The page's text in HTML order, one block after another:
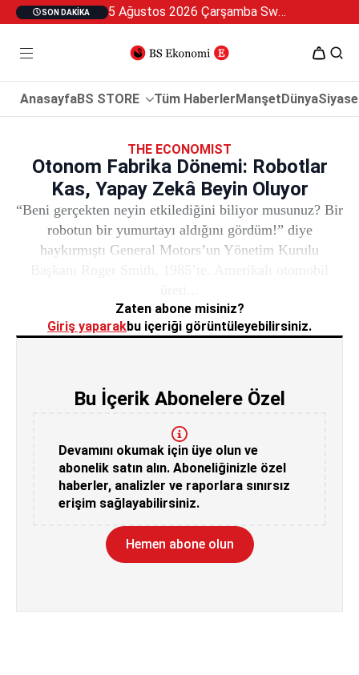
SON DAKIKA 5 Ağustos 2026 Çarşamba Swan Özel 2
AnasayfaBS STORE Tüm HaberlerManşetDünya
THE ECONOMIST
Otonom Fabrika Dönemi: Robotlar
Kas, Yapay Zekâ Beyin Oluyor
“Beni gerçekten neyin etkilediğini biliyor musunuz? Bir
robotun bir yumurtayı aldığını gördüm!” diye
haykırmıştı General Motors’un Yönetim Kurulu
Zaten abone misiniz?
Giriş yaparakbu içeriği görüntüleyebilirsiniz.
Bu İçerik Abonelere Özel
Devamını okumak için üye olun ve
abonelik satın alın. Aboneliğinizle özel
haberler, analizler ve raporlara sınırsız
erişim sağlayabilirsiniz.
Hemen abone olun